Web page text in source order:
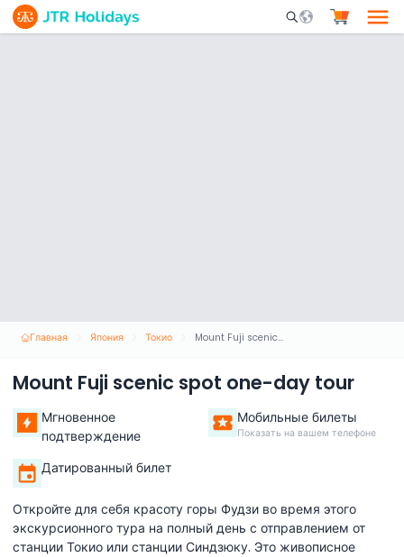
Mobile Search
Главная Япония Токио Mount Fuji scenic spot one-day tour
Mount Fuji scenic spot one-day tour
Мгновенное
подтверждение
Мобильные билеты
Показать на вашем телефоне
Датированный билет
Откройте для себя красоту горы Фудзи во время этого
экскурсионного тура на полный день с отправлением от
станции Токио или станции Синдзюку. Это живописное